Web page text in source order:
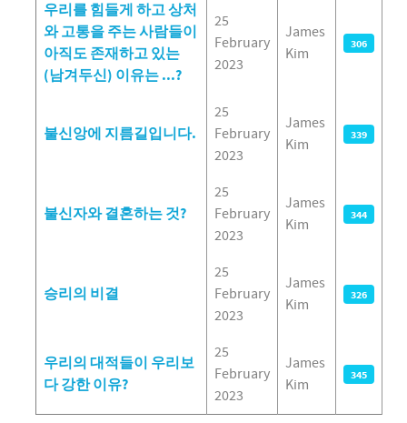
우리를 힘들게 하고 상처
와 고통을 주는 사람들이
아직도 존재하고 있는
(남겨두신) 이유는 ...?
25
February
2023
James
Kim
306
불신앙에 지름길입니다.
25
February
2023
James
Kim
339
불신자와 결혼하는 것?
25
February
2023
James
Kim
344
승리의 비결
25
February
2023
James
Kim
326
우리의 대적들이 우리보
다 강한 이유?
25
February
2023
James
Kim
345